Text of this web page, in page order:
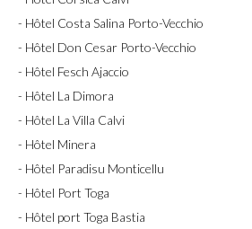
- Hôtel Costa Salina Porto-Vecchio
- Hôtel Don Cesar Porto-Vecchio
- Hôtel Fesch Ajaccio
- Hôtel La Dimora
- Hôtel La Villa Calvi
- Hôtel Minera
- Hôtel Paradisu Monticellu
- Hôtel Port Toga
- Hôtel port Toga Bastia